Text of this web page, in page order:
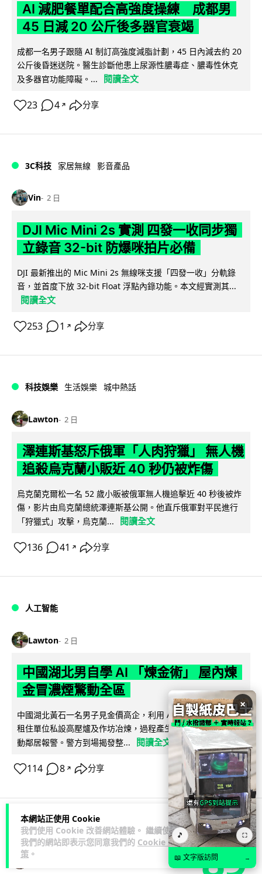
本網站正使用 Cookie
我們使用 Cookie 改善網站體驗。 繼續使用
我們的網站即表示您同意我們的 Cookie 政
策 。
AI 減肥餐單配合高強度操練 成都男
45 日減 20 公斤後多器官衰竭
成都一名男子跟隨 AI 制訂高強度減脂計劃，45 日內減去約 20
公斤後昏迷送院。醫生診斷他患上尿源性膿毒症、膿毒性休克
及多器官功能障礙。...
閱讀全文
23 4 ↗ 分享
3C科技 家居無線 影音產品
Vin 2 日
DJI Mic Mini 2s 實測 四發一收同步獨
立錄音 32-bit 防爆咪拍片必備
DJI 最新推出的 Mic Mini 2s 無線咪支援「四發一收」分軌錄
音，並首度下放 32-bit Float 浮點內錄功能。本文經實測其...
閱讀全文
253 1 ↗ 分享
科技娛樂 生活娛樂 城中熱話
Lawton 2 日
澤連斯基怒斥俄軍「人肉狩獵」 無人機
追殺烏克蘭小販近 40 秒仍被炸傷
烏克蘭克爾松一名 52 歲小販被俄軍無人機追擊近 40 秒後被炸
傷，影片由烏克蘭總統澤連斯基公開。他直斥俄軍對平民進行
「狩獵式」攻擊，烏克蘭...
閱讀全文
136 41 ↗ 分享
人工智能
Lawton 2 日
中國湖北男自學 AI 「煉金術」 屋內煉
金冒濃煙驚動全區
中國湖北黃石一名男子見金價高企，利用 AI 自學提煉黃金，在
租住單位私設高壓爐及作坊冶煉，過程產生大量刺鼻濃煙，驚
動鄰居報警。警方到場揭發整...
閱讀全文
114 8 ↗ 分享
3C科技 流動音樂
Lawton 89
×
🎵 ⛶
📖 文字版訪問 →